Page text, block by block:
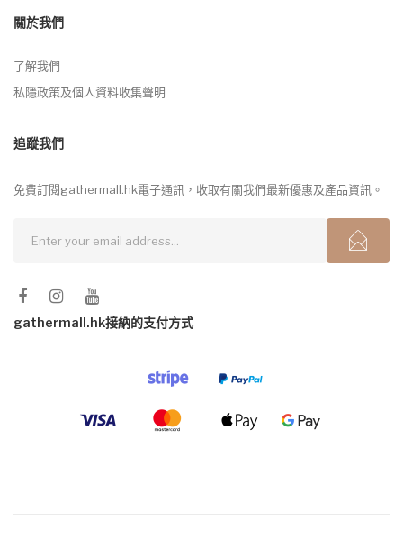
關於我們
了解我們
私隱政策及個人資料收集聲明
追蹤我們
免費訂閱gathermall.hk電子通訊，收取有關我們最新優惠及產品資訊。
gathermall.hk接納的支付方式